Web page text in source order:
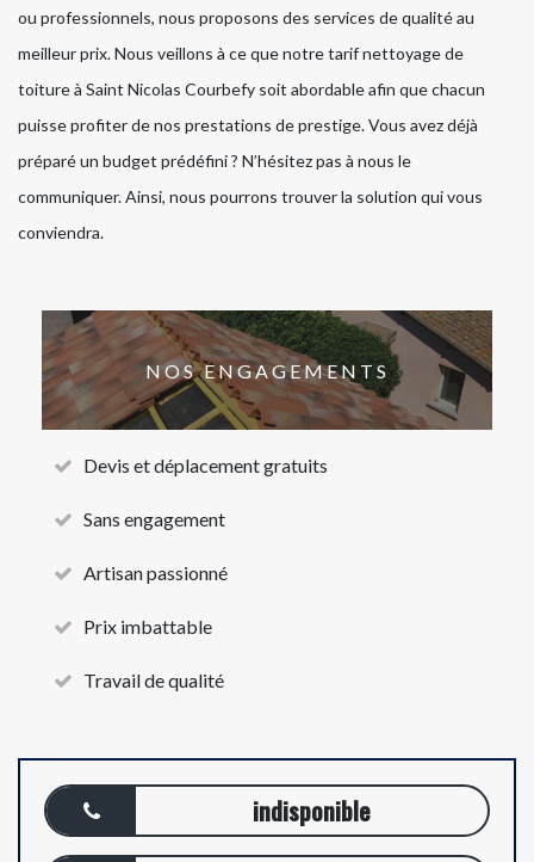
ou professionnels, nous proposons des services de qualité au
meilleur prix. Nous veillons à ce que notre tarif nettoyage de
toiture à Saint Nicolas Courbefy soit abordable afin que chacun
puisse profiter de nos prestations de prestige. Vous avez déjà
préparé un budget prédéfini ? N’hésitez pas à nous le
communiquer. Ainsi, nous pourrons trouver la solution qui vous
conviendra.
NOS ENGAGEMENTS
Devis et déplacement gratuits
Sans engagement
Artisan passionné
Prix imbattable
Travail de qualité
indisponible